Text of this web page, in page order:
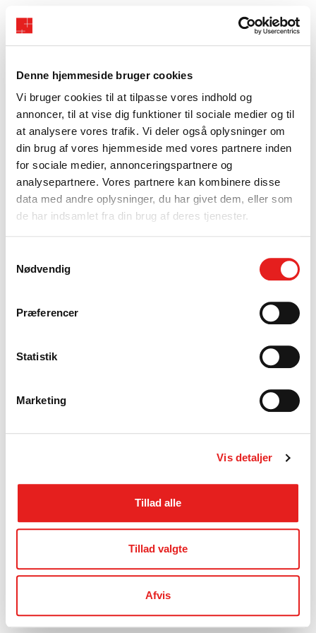
Denne hjemmeside bruger cookies
Vi bruger cookies til at tilpasse vores indhold og
annoncer, til at vise dig funktioner til sociale medier og til
at analysere vores trafik. Vi deler også oplysninger om
din brug af vores hjemmeside med vores partnere inden
for sociale medier, annonceringspartnere og
analysepartnere. Vores partnere kan kombinere disse
data med andre oplysninger, du har givet dem, eller som
de har indsamlet fra din brug af deres tjenester.
Nødvendig
Præferencer
Statistik
Marketing
Vis detaljer
Tillad alle
Tillad valgte
Afvis